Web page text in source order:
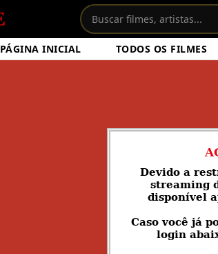
PÁGINA INICIAL TODOS OS FILMES
Devido a
streaming
disponível
Caso você já
login